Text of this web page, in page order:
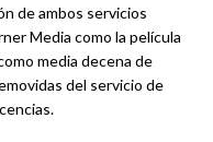
de ambos servicios
Media como la película
media decena de
del servicio de